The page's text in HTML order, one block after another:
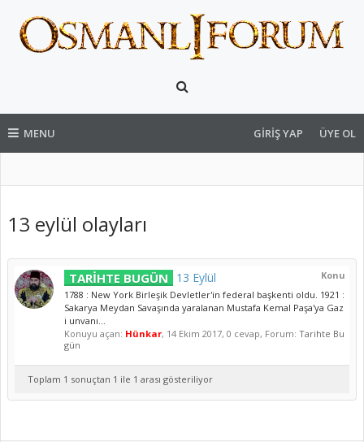
MENU GIRIŞ YAP ÜYE OL
13 eylül olayları
Konu
TARİHTE BUGÜN 13 Eylül
1788 : New York Birleşik Devletler'in federal başkenti oldu. 1921 :
Sakarya Meydan Savaşında yaralanan Mustafa Kemal Paşa'ya Gaz
i unvanı...
Konuyu açan: Hünkar, 14 Ekim 2017, 0 cevap, Forum: Tarihte Bu
gün
Toplam 1 sonuçtan 1 ile 1 arası gösteriliyor